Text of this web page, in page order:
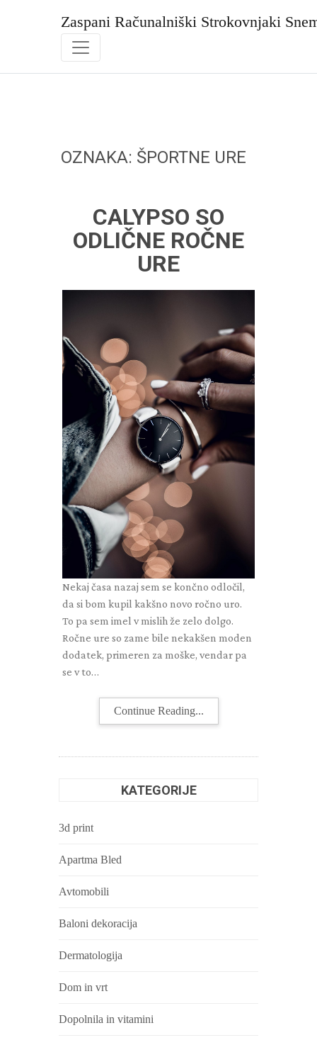
Zaspani Računalniški Strokovnjaki
OZNAKA: ŠPORTNE URE
CALYPSO SO
ODLIČNE ROČNE
URE
Nekaj časa nazaj sem se končno odločil,
da si bom kupil kakšno novo ročno uro.
To pa sem imel v mislih že zelo dolgo.
Ročne ure so zame bile nekakšen moden
dodatek, primeren za moške, vendar pa
se v to…
Continue Reading...
KATEGORIJE
3d print
Apartma Bled
Avtomobili
Baloni dekoracija
Dermatologija
Dom in vrt
Dopolnila in vitamini